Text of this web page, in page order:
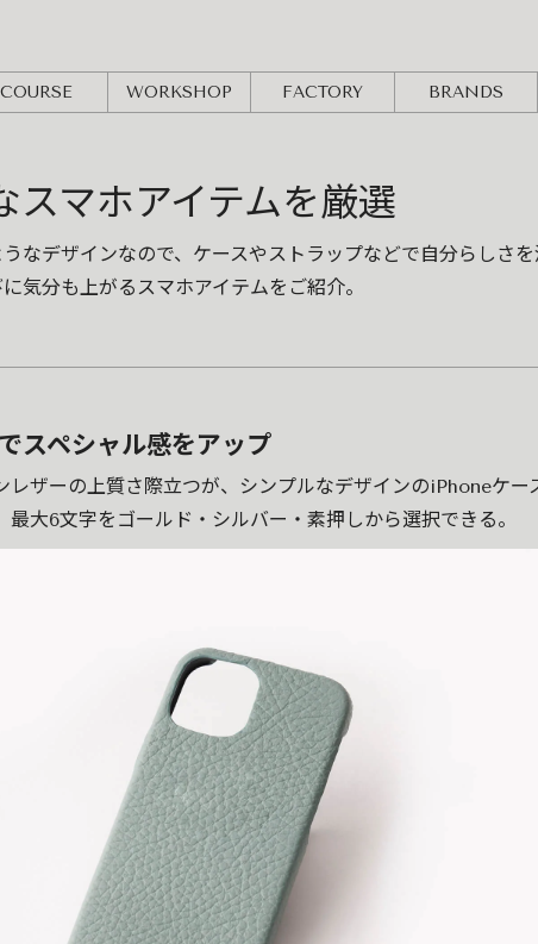
COURSE WORKSHOP FACTORY BRANDS
スマホアイテムを厳選
なデザインなので、ケースやストラップなどで自分らしさ
気分も上がるスマホアイテムをご紹介。
スペシャル感をアップ
レザーの上質さ際立つが、シンプルなデザインのiPhoneケー
最大6文字をゴールド・シルバー・素押しから選択できる。